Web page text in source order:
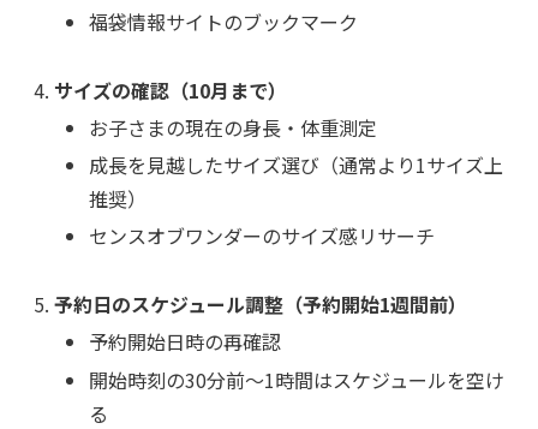
福袋情報サイトのブックマーク
サイズの確認（10月まで）
お子さまの現在の身長・体重測定
成長を見越したサイズ選び（通常より1サイズ上
推奨）
センスオブワンダーのサイズ感リサーチ
予約日のスケジュール調整（予約開始1週間前）
予約開始日時の再確認
開始時刻の30分前〜1時間はスケジュールを空け
る